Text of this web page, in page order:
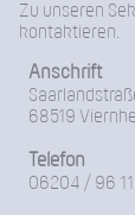
Zu unseren
kontaktieren.
Anschrift
68519
Telefon
06204 / 96